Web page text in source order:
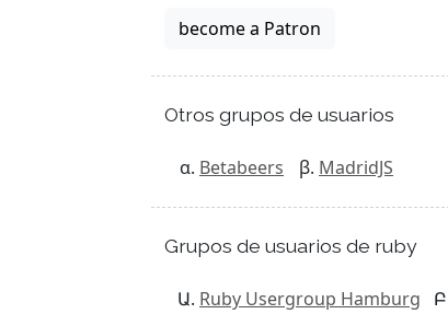
become a Patron
Otros grupos de usuarios
Betabeers MadridJS
Grupos de usuarios de ruby
Ruby Usergroup Hamburg